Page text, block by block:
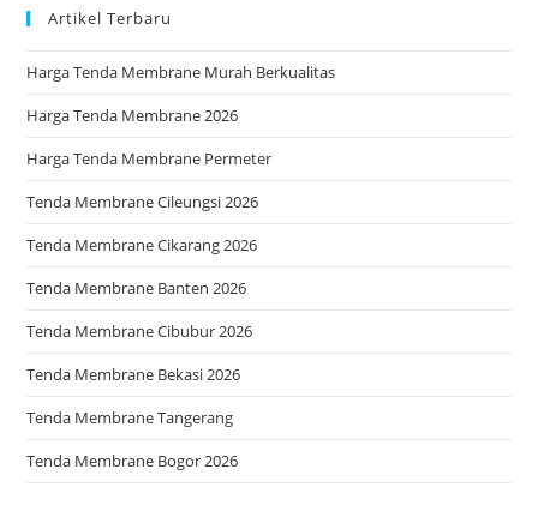
Artikel Terbaru
Harga Tenda Membrane Murah Berkualitas
Harga Tenda Membrane 2026
Harga Tenda Membrane Permeter
Tenda Membrane Cileungsi 2026
Tenda Membrane Cikarang 2026
Tenda Membrane Banten 2026
Tenda Membrane Cibubur 2026
Tenda Membrane Bekasi 2026
Tenda Membrane Tangerang
Tenda Membrane Bogor 2026